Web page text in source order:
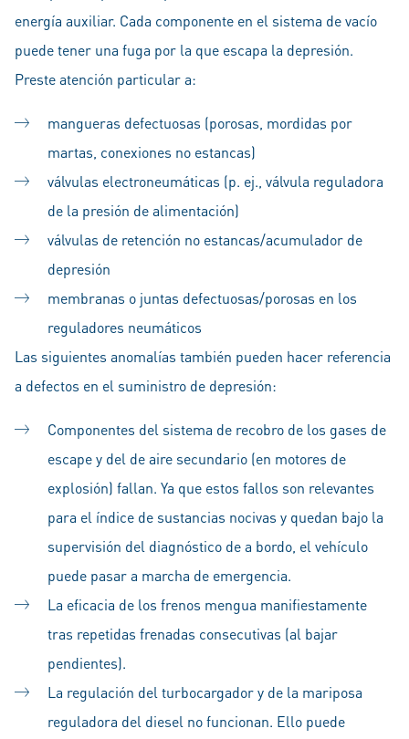
energía auxiliar. Cada componente en el sistema de vacío
puede tener una fuga por la que escapa la depresión.
Preste atención particular a:
mangueras defectuosas (porosas, mordidas por
martas, conexiones no estancas)
válvulas electroneumáticas (p. ej., válvula reguladora
de la presión de alimentación)
válvulas de retención no estancas/acumulador de
depresión
membranas o juntas defectuosas/porosas en los
reguladores neumáticos
Las siguientes anomalías también pueden hacer referencia
a defectos en el suministro de depresión:
Componentes del sistema de recobro de los gases de
escape y del de aire secundario (en motores de
explosión) fallan. Ya que estos fallos son relevantes
para el índice de sustancias nocivas y quedan bajo la
supervisión del diagnóstico de a bordo, el vehículo
puede pasar a marcha de emergencia.
La eficacia de los frenos mengua manifiestamente
tras repetidas frenadas consecutivas (al bajar
pendientes).
La regulación del turbocargador y de la mariposa
reguladora del diesel no funcionan. Ello puede